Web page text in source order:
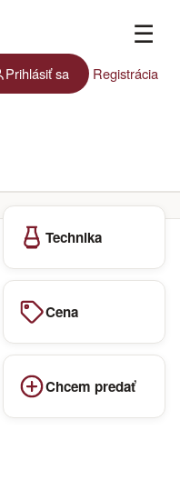
☰
Prihlásiť sa Registrácia
Technika
Cena
Chcem predať